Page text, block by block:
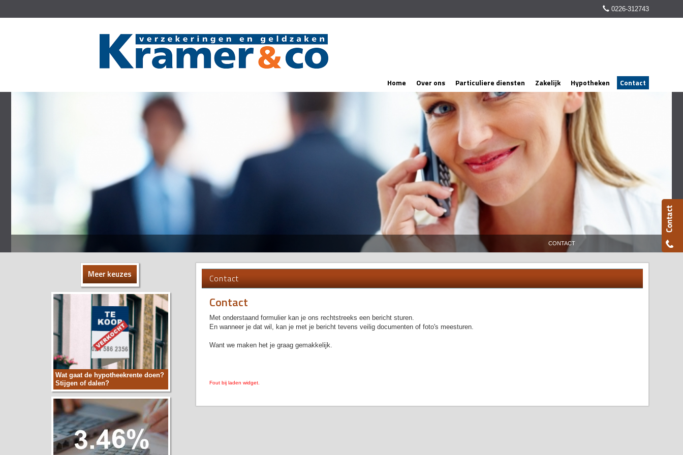
0226-312743
Home Over ons Particuliere diensten Zakelijk Hypotheken Contact
CONTACT
Meer keuzes
Wat gaat de hypotheekrente doen?
Stijgen of dalen?
Contact
Contact
Met onderstaand formulier kan je ons rechtstreeks een bericht sturen.
En wanneer je dat wil, kan je met je bericht tevens veilig documenten of foto's meesturen.
Want we maken het je graag gemakkelijk.
Fout bij laden widget.